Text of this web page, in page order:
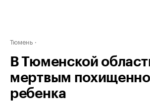
Тюмень
В Тюменской
мертвым
ребенка